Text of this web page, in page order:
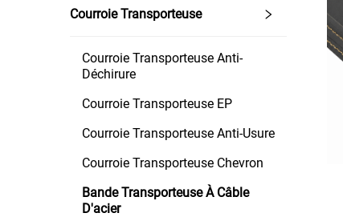
Courroie Transporteuse
Courroie Transporteuse Anti-
Déchirure
Courroie Transporteuse EP
Courroie Transporteuse Anti-Usure
Courroie Transporteuse Chevron
Bande Transporteuse À Câble
D'acier